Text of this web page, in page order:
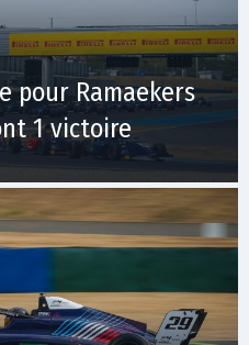
pour Ramaekers
1 victoire